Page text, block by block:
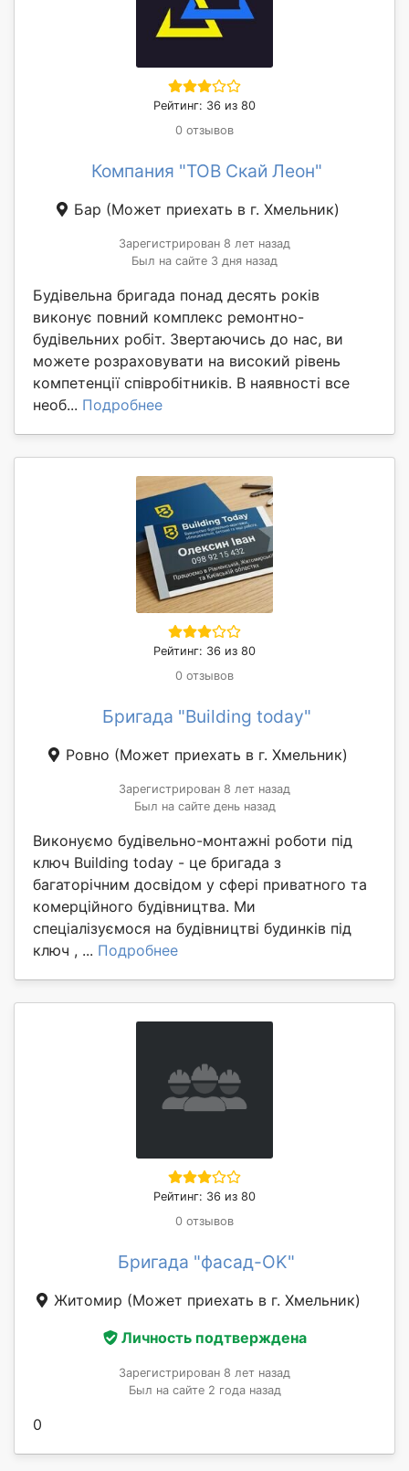
Рейтинг: 36 из 80
0 отзывов
Компания "ТОВ Скай Леон"
Бар (Может приехать в г. Хмельник)
Зарегистрирован 8 лет назад
Был на сайте 3 дня назад
Будівельна бригада понад десять років
виконує повний комплекс ремонтно-
будівельних робіт. Звертаючись до нас, ви
можете розраховувати на високий рівень
компетенції співробітників. В наявності все
необ... Подробнее
Рейтинг: 36 из 80
0 отзывов
Бригада "Building today"
Ровно (Может приехать в г. Хмельник)
Зарегистрирован 8 лет назад
Был на сайте день назад
Виконуємо будівельно-монтажні роботи під
ключ Building today - це бригада з
багаторічним досвідом у сфері приватного та
комерційного будівництва. Ми
спеціалізуємося на будівництві будинків під
ключ , ... Подробнее
Рейтинг: 36 из 80
0 отзывов
Бригада "фасад-OK"
Житомир (Может приехать в г. Хмельник)
Личность подтверждена
Зарегистрирован 8 лет назад
Был на сайте 2 года назад
0